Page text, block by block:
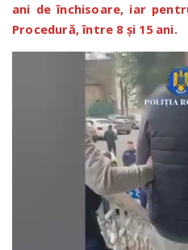
ani de închisoare, iar
Procedură, între 8 și 15 ani.